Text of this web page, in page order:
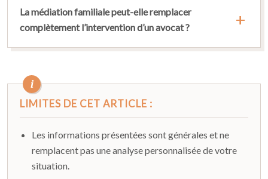
La médiation familiale peut-elle remplacer
complètement l’intervention d’un avocat ?
LIMITES DE CET ARTICLE :
Les informations présentées sont générales et ne
remplacent pas une analyse personnalisée de votre
situation.